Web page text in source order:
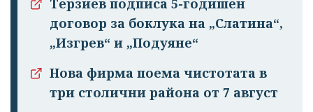
профила си!
Терзиев подписа 5-годишен
договор за боклука на „Слатина“,
„Изгрев“ и „Подуяне“
Нова фирма поема чистотата в
три столични района от 7 август